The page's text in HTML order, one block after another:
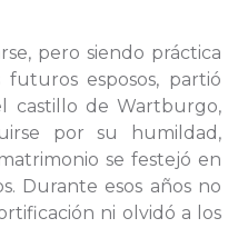
pero siendo práctica
esposos, partió
castillo de Wartburgo,
por su humildad,
se festejó en
Durante esos años no
ni olvidó a los